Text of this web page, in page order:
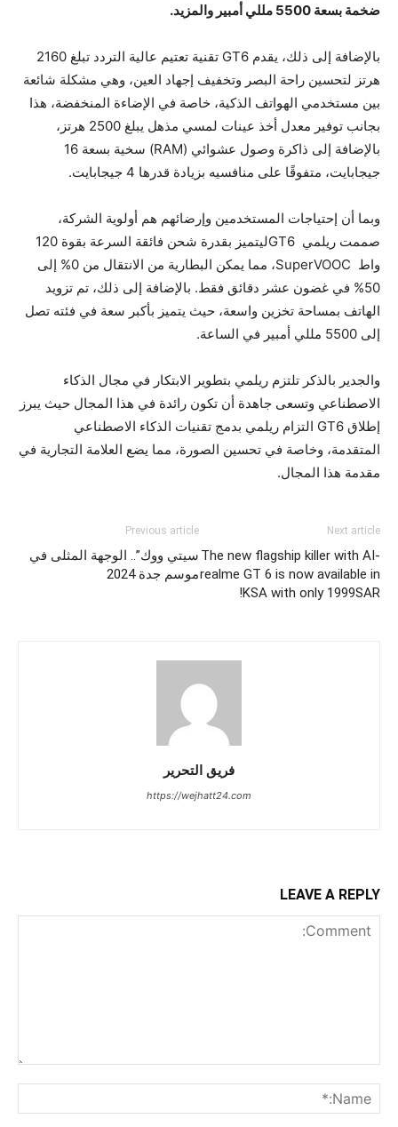
ضخمة بسعة 5500 مللي أمبير والمزيد.
بالإضافة إلى ذلك، يقدم GT6 تقنية تعتيم عالية التردد تبلغ 2160
هرتز لتحسين راحة البصر وتخفيف إجهاد العين، وهي مشكلة شائعة
بين مستخدمي الهواتف الذكية، خاصة في الإضاءة المنخفضة، هذا
بجانب توفير معدل أخذ عينات لمسي مذهل يبلغ 2500 هرتز،
بالإضافة إلى ذاكرة وصول عشوائي (RAM) سخية بسعة 16
جيجابايت، متفوقًا على منافسيه بزيادة قدرها 4 جيجابايت.
وبما أن إحتياجات المستخدمين وإرضائهم هم أولوية الشركة،
صممت ريلمي GT6ليتميز بقدرة شحن فائقة السرعة بقوة 120
واط SuperVOOC، مما يمكن البطارية من الانتقال من 0% إلى
50% في غضون عشر دقائق فقط. بالإضافة إلى ذلك، تم تزويد
الهاتف بمساحة تخزين واسعة، حيث يتميز بأكبر سعة في فئته تصل
إلى 5500 مللي أمبير في الساعة.
والجدير بالذكر تلتزم ريلمي بتطوير الابتكار في مجال الذكاء
الاصطناعي وتسعى جاهدة أن تكون رائدة في هذا المجال حيث يبرز
إطلاق GT6 التزام ريلمي بدمج تقنيات الذكاء الاصطناعي
المتقدمة، وخاصة في تحسين الصورة، مما يضع العلامة التجارية في
مقدمة هذا المجال.
Previous article
سيتي ووك”.. الوجهة المثلى في
موسم جدة 2024
Next article
The new flagship killer with AI-
realme GT 6 is now available in
KSA with only 1999SAR!
فريق التحرير
https://wejhatt24.com
LEAVE A REPLY